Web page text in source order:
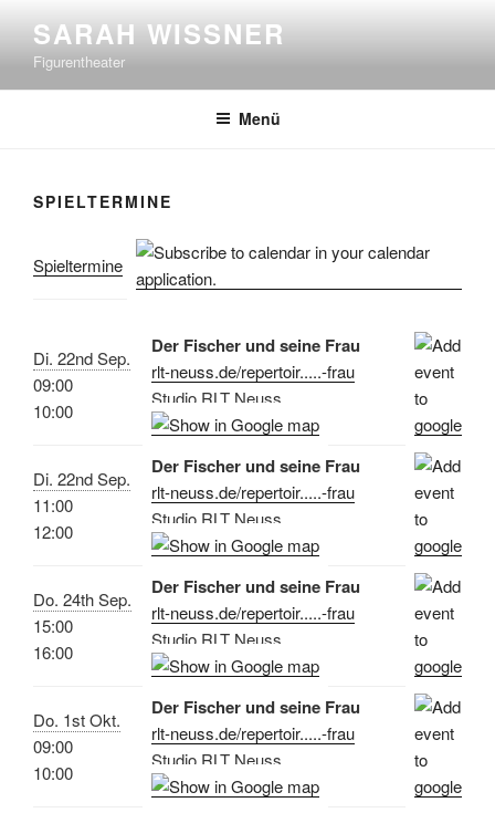
Inhalt
springen
SARAH WISSNER
Figurentheater
Menü
SPIELTERMINE
Spieltermine
Di. 22nd Sep.
09:00
10:00
Der Fischer und seine Frau
rlt-neuss.de/repertoir.....-frau
Studio RLT Neuss
Di. 22nd Sep.
11:00
12:00
Der Fischer und seine Frau
rlt-neuss.de/repertoir.....-frau
Studio RLT Neuss
Do. 24th Sep.
15:00
16:00
Der Fischer und seine Frau
rlt-neuss.de/repertoir.....-frau
Studio RLT Neuss
Do. 1st Okt.
09:00
10:00
Der Fischer und seine Frau
rlt-neuss.de/repertoir.....-frau
Studio RLT Neuss